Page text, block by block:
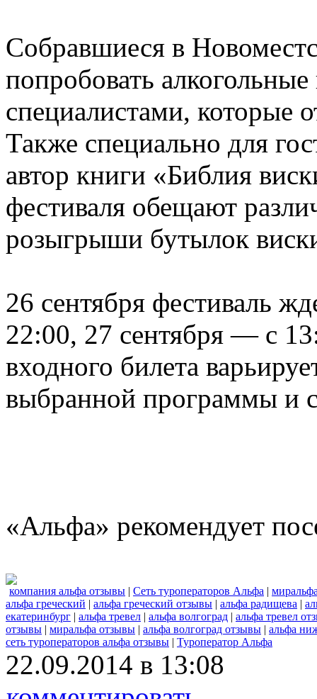
Собравшиеся в
попробовать
специалистами, которые
Также специально для
автор книги «Библия
фестиваля обещают
розыгрыши бутылок
26 сентября фестиваль
22:00, 27 сентября — с
входного билета
выбранной программы и
«Альфа» рекомендует
компания альфа отзывы | Сеть туроператоров Альфа |
альфа греческий | альфа греческий отзывы | альфа радищева |
екатеринбург | альфа тревел | альфа волгоград | альфа тревел
отзывы | миральфа отзывы | альфа волгоград отзывы | альфа
сеть туроператоров альфа отзывы | Туроператор Альфа
22.09.2014 в 13:08